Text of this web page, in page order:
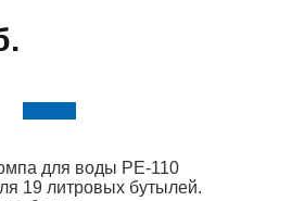
для воды PE-110
19 литровых бутылей.